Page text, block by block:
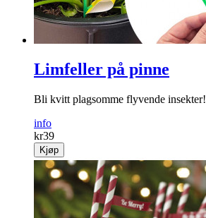
Limfeller på pinne
Bli kvitt plagsomme flyvende insekter!
info
kr39
Kjøp